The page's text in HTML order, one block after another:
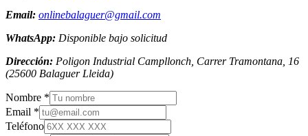
Email: onlinebalaguer@gmail.com
WhatsApp: Disponible bajo solicitud
Dirección: Poligon Industrial Campllonch, Carrer Tramontana, 16
(25600 Balaguer Lleida)
Nombre *
Email *
Teléfono